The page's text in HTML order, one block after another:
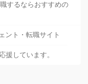
するならおすすめの
ント・転職サイト
援しています。